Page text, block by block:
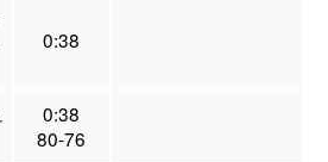
0:38
0:38
80-76